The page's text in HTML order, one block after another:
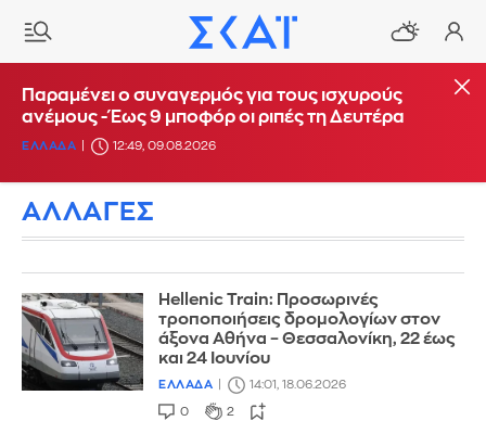
Παραμένει ο συναγερμός για τους ισχυρούς
ανέμους - Έως 9 μποφόρ οι ριπές τη Δευτέρα
ΕΛΛΑΔΑ 12:49, 09.08.2026
ΑΛΛΑΓΕΣ
Hellenic Train: Προσωρινές
τροποποιήσεις δρομολογίων στον
άξονα Αθήνα – Θεσσαλονίκη, 22 έως
και 24 Ιουνίου
ΕΛΛΑΔΑ 14:01, 18.06.2026
0 2